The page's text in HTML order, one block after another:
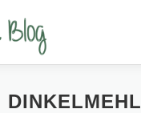
DINKELMEHL